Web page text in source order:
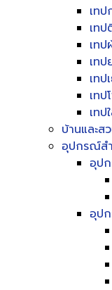
เท
เท
เทป
เทป
เท
เทป
เทป
บ้านและส
อุปกรณ์ส
อุป
อุป